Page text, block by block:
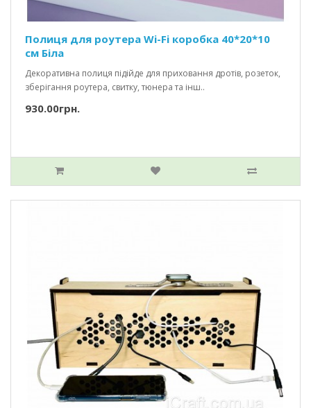
Полиця для роутера Wi-Fi коробка 40*20*10
см Біла
Декоративна полиця підійде для приховання дротів, розеток,
зберігання роутера, свитку, тюнера та інш..
930.00грн.